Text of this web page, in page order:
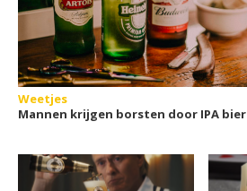
Weetjes
Mannen krijgen borsten door IPA bier